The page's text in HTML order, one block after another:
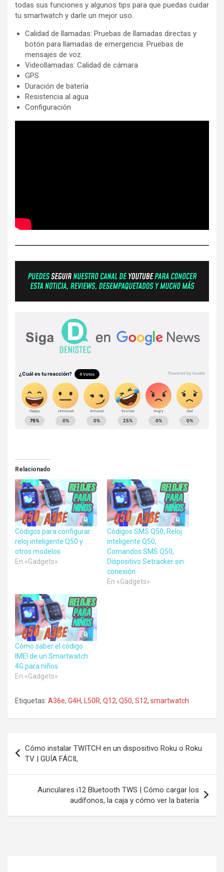
todas sus funciones y algunos tips para que puedas cuidar
tu smartwatch y darle un mejor uso.
Calidad de llamadas: Pruebas de llamadas directas y
botón para llamadas de emergencia. Pruebas de
mensajes de voz.
Videollamadas: Calidad de cámara
GPS
Duración de batería
Resistencia al agua
Configuración
Relacionado
Códigos para configurar
reloj inteligente Q50 y
otros modelos
En «Gadgets»
Códigos SMS Q50, Reloj
inteligente Q50,
Comandos SMS Q50,
Dispositivo Setracker sin
conexión
En «Gadgets»
Cómo saber el código
IMEI de un Smartwatch
4G para niños
En «Gadgets»
Etiquetas: A36e, G4H, L50R, Q12, Q50, S12, smartwatch
de
entradas
Cómo instalar TWITCH en un dispositivo Roku o Roku
TV | GUÍA FÁCIL
Auriculares i12 Bluetooth TWS | Cómo cargar los
audífonos, la caja y cómo ver la batería